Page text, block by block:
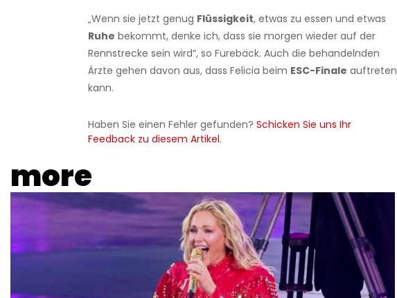
„Wenn sie jetzt genug Flüssigkeit, etwas zu essen und etwas
Ruhe bekommt, denke ich, dass sie morgen wieder auf der
Rennstrecke sein wird“, so Furebäck. Auch die behandelnden
Ärzte gehen davon aus, dass Felicia beim ESC-Finale auftreten
kann.
Haben Sie einen Fehler gefunden?Schicken Sie uns Ihr
Feedback zu diesem Artikel.
more